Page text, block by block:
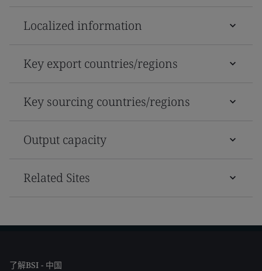
Localized information
Key export countries/regions
Key sourcing countries/regions
Output capacity
Related Sites
了解BSI - 中国